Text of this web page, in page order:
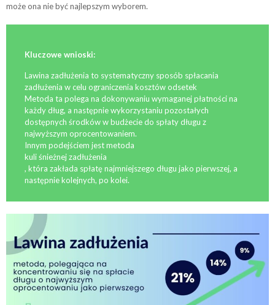
może ona nie być najlepszym wyborem.
Kluczowe wnioski:
Lawina zadłużenia to systematyczny sposób spłacania
zadłużenia w celu ograniczenia kosztów odsetek
Metoda ta polega na dokonywaniu wymaganej płatności na
każdy dług, a następnie wykorzystaniu pozostałych
dostępnych środków w budżecie do spłaty długu z
najwyższym oprocentowaniem.
Innym podejściem jest metoda
kuli śnieżnej zadłużenia
, która zakłada spłatę najmniejszego długu jako pierwszej, a
następnie kolejnych, po kolei.